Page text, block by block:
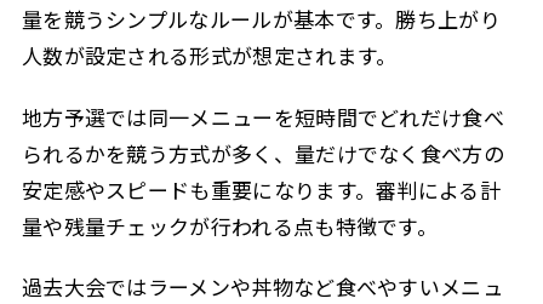
量を競うシンプルなルールが基本です。勝ち上がり
人数が設定される形式が想定されます。
地方予選では同一メニューを短時間でどれだけ食べ
られるかを競う方式が多く、量だけでなく食べ方の
安定感やスピードも重要になります。審判による計
量や残量チェックが行われる点も特徴です。
過去大会ではラーメンや丼物など食べやすいメニュ